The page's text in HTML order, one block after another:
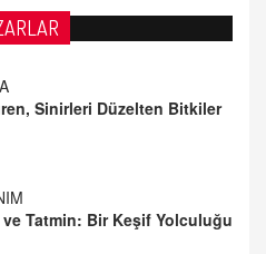
Tatmin: Bir Keşif Yolculuğu
Tahminleri | 21 Aralık